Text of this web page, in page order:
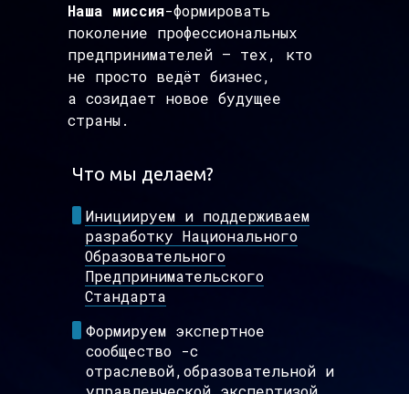
Что мы делаем?
Наша миссия-формировать
поколение профессиональных
предпринимателей — тех, кто
не просто ведёт бизнес,
а созидает новое будущее
страны.
Формируем экспертное
сообщество -с
отраслевой,образовательной и
Инициируем и поддерживаем
разработку Национального
Образовательного
Предпринимательского
Стандарта